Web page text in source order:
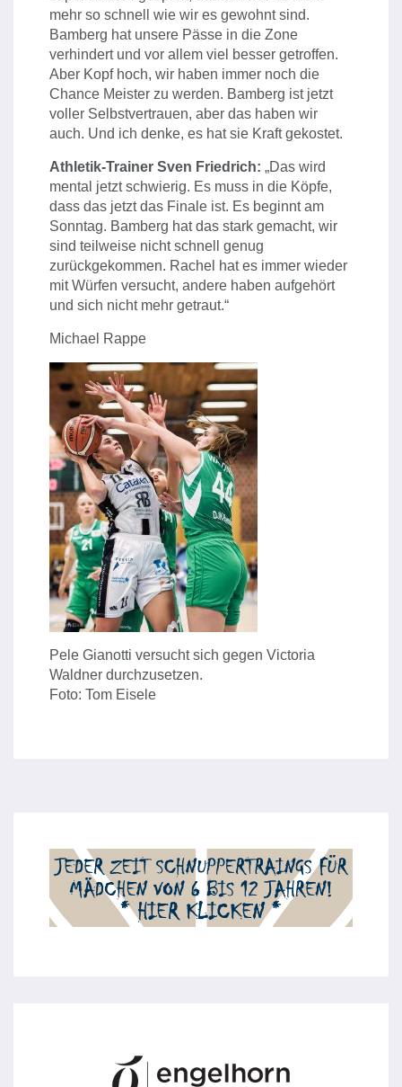
mehr so schnell wie wir es gewohnt sind.
Bamberg hat unsere Pässe in die Zone
verhindert und vor allem viel besser getroffen.
Aber Kopf hoch, wir haben immer noch die
Chance Meister zu werden. Bamberg ist jetzt
voller Selbstvertrauen, aber das haben wir
auch. Und ich denke, es hat sie Kraft gekostet.
Athletik-Trainer Sven Friedrich: „Das wird
mental jetzt schwierig. Es muss in die Köpfe,
dass das jetzt das Finale ist. Es beginnt am
Sonntag. Bamberg hat das stark gemacht, wir
sind teilweise nicht schnell genug
zurückgekommen. Rachel hat es immer wieder
mit Würfen versucht, andere haben aufgehört
und sich nicht mehr getraut.“
Michael Rappe
Pele Gianotti versucht sich gegen Victoria
Waldner durchzusetzen.
Foto: Tom Eisele